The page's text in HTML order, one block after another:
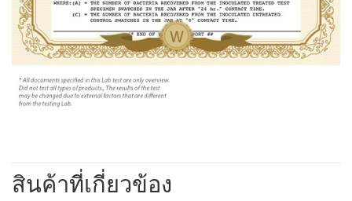
สินค้าที่เกี่ยวข้อง